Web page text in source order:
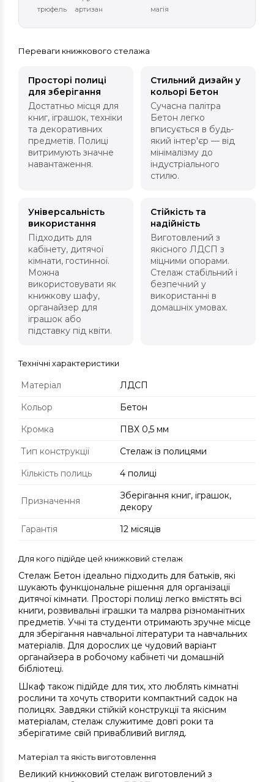
трюфель
артизан
магія
Переваги книжкового стелажа
Просторі полиці
для зберігання
Достатньо місця для
книг, іграшок, техніки
та декоративних
предметів. Полиці
витримують значне
навантаження.
Стильний дизайн у
кольорі Бетон
Сучасна палітра
Бетон легко
вписується в будь-
який інтер'єр — від
мінімалізму до
індустріального
стилю.
Універсальність
використання
Підходить для
кабінету, дитячої
кімнати, гостинної.
Можна
використовувати як
книжкову шафу,
органайзер для
іграшок або
підставку під квіти.
Стійкість та
надійність
Виготовлений з
якісного ЛДСП з
міцними опорами.
Стелаж стабільний і
безпечний у
використанні в
домашніх умовах.
Технічні характеристики
Матеріал
ЛДСП
Кольор
Бетон
Кромка
ПВХ 0,5 мм
Тип конструкції
Стелаж із полицями
Кількість полиць
4 полиці
Призначення
Зберігання книг, іграшок,
декору
Гарантія
12 місяців
Для кого підійде цей книжковий стелаж
Стелаж Бетон ідеально підходить для батьків, які
шукають функціональне рішення для організації
дитячої кімнати. Просторі полиці легко вмістять всі
книги, розвивальні іграшки та малрва різноманітних
предметів. Учні та студенти отримають зручне місце
для зберігання навчальної літератури та навчальних
матеріалів. Для дорослих це чудовий варіант
органайзера в робочому кабінеті чи домашній
бібліотеці.
Шкаф також підійде для тих, хто люблять кімнатні
рослини та хочуть створити компактний садок на
полицях. Завдяки стійкій конструкції та якісним
матеріалам, стелаж служитиме довгі роки та
зберігатиме свій привабливий вигляд.
Матеріал та якість виготовлення
Великий книжковий стелаж виготовлений з